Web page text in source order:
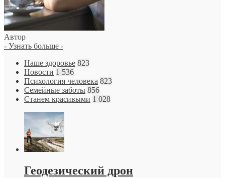
Автор
- Узнать больше -
Наше здоровье 823
Новости 1 536
Психология человека 823
Семейные заботы 856
Станем красивыми 1 028
Геодезический дрон